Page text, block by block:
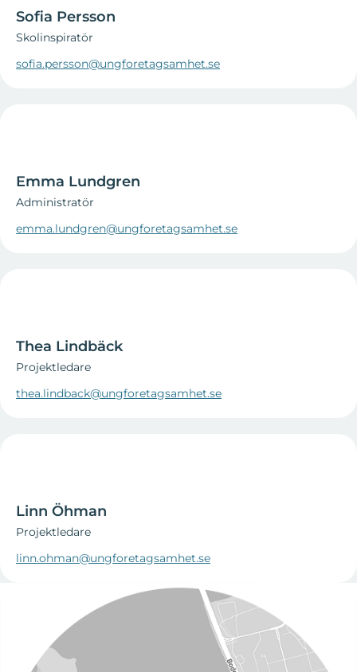
Sofia Persson
Skolinspiratör
sofia.persson@ungforetagsamhet.se
Emma Lundgren
Administratör
emma.lundgren@ungforetagsamhet.se
Thea Lindbäck
Projektledare
thea.lindback@ungforetagsamhet.se
Linn Öhman
Projektledare
linn.ohman@ungforetagsamhet.se